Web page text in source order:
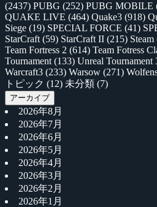
(2437) PUBG (252) PUBG MOBILE
QUAKE LIVE (464) Quake3 (918)
Siege (19) SPECIAL FORCE (41)
StarCraft (59) StarCraft II (215) Steam
Team Fortress 2 (614) Team Fotress
Tournament (133) Unreal Tournament
Warcraft3 (233) Warsow (271)
トピック (12) 未分類 (7)
アーカイブ
2026年8月
2026年7月
2026年6月
2026年5月
2026年4月
2026年3月
2026年2月
2026年1月